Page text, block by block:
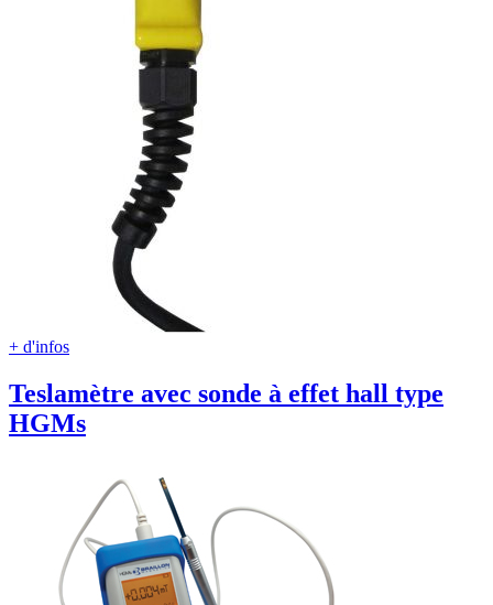
+ d'infos
Teslamètre avec sonde à effet hall type
HGMs